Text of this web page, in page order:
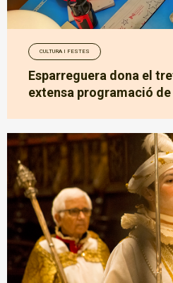
CULTURA I FESTES
Esparreguera dona el
extensa programació de